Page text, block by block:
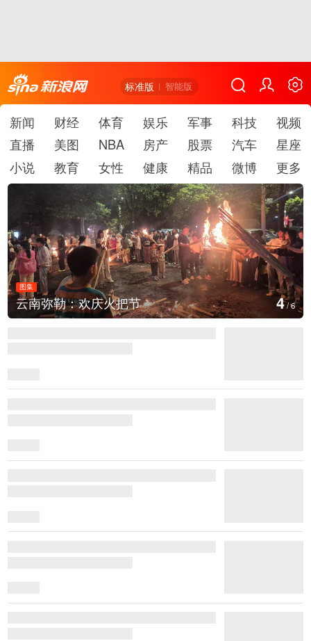
标准版 智能版
新闻 财经 体育 娱乐 军事 科技
视频
直播
美图 NBA 房产 股票 汽车
星座
小说
教育 女性 健康 精品 微博 更多
图集
江西铅山：千灯点亮葛仙村 5/6